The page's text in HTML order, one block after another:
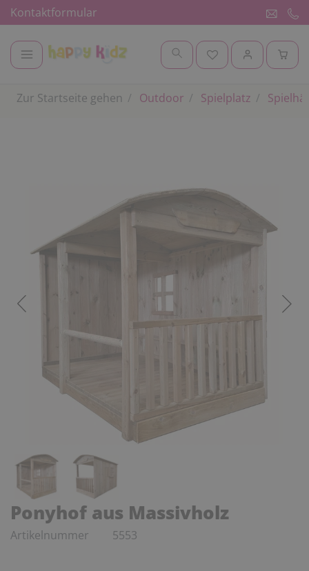
Kontaktformular
Zur Startseite gehen Outdoor Spielplatz
Ponyhof aus Massivholz
Artikelnummer 5553